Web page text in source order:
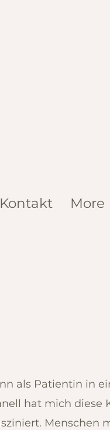
Kontakt More
als Patientin in
hat mich diese
Menschen